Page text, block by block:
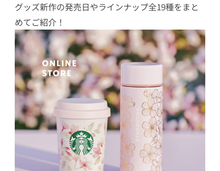
グッズ新作の発売日やラインナップ全19種をまと
めてご紹介！